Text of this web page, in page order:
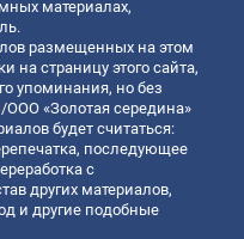
материалах,
размещенных на этом
на страницу этого сайта,
упоминания, но без
«Золотая середина»
будет считаться:
последующее
с
других материалов,
и другие подобные